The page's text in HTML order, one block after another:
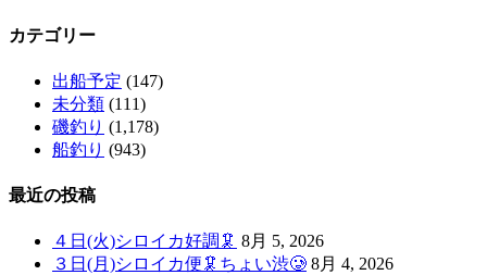
カテゴリー
出船予定 (147)
未分類 (111)
磯釣り (1,178)
船釣り (943)
最近の投稿
４日(火)シロイカ好調🦑 8月 5, 2026
３日(月)シロイカ便🦑ちょい渋🥲 8月 4, 2026